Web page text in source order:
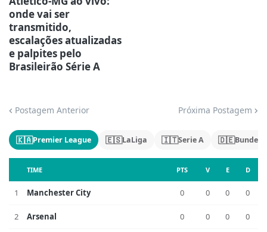
onde vai ser
transmitido,
escalações atualizadas
e palpites pelo
Brasileirão Série A
Postagem Anterior Próxima Postagem
🇰🇦Premier League 🇪🇸LaLiga 🇮🇹Serie A 🇩🇪
TIME PTS V E D
1 Manchester City 0 0 0 0
2 Arsenal 0 0 0 0